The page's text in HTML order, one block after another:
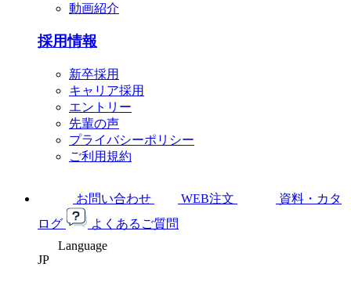
動画紹介
採用情報
新卒採用
キャリア採用
エントリー
先輩の声
プライバシーポリシー
ご利用規約
お問い合わせ WEB注文
資料・カタ
ログ
よくあるご質問
Language
JP